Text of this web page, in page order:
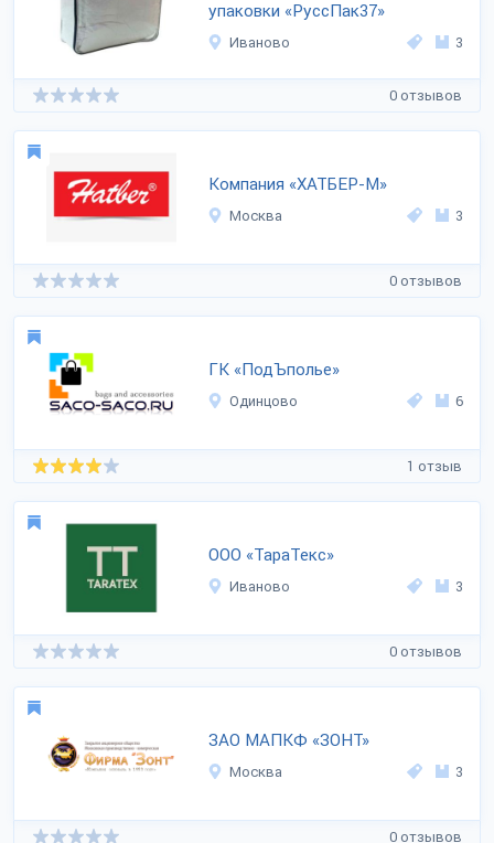
упаковки «РуссПак37»
Иваново 3
0 отзывов
Компания «ХАТБЕР-М»
Москва 3
0 отзывов
ГК «ПодЪполье»
Одинцово 6
1 отзыв
ООО «ТараТекс»
Иваново 3
0 отзывов
ЗАО МАПКФ «ЗОНТ»
Москва 3
0 отзывов